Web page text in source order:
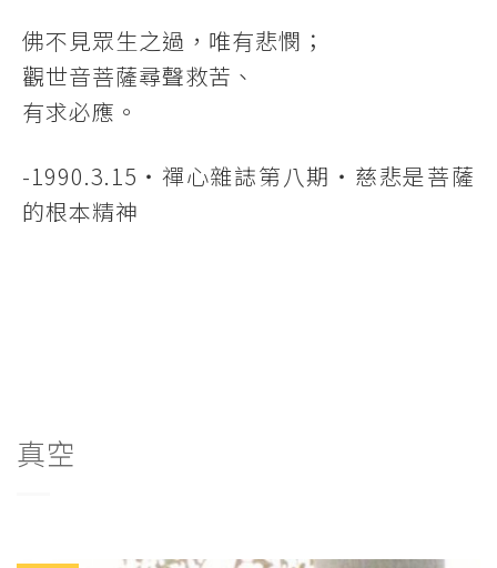
佛不見眾生之過，唯有悲憫；
觀世音菩薩尋聲救苦、
有求必應。
-1990.3.15‧禪心雜誌第八期‧慈悲是菩薩
的根本精神
真空